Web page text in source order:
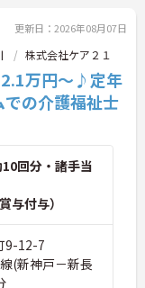
。
され
。
通じ
ま
更新日：2026年08月07日
株式会社ケア２１
万円～♪定年
の介護福祉士
回分・諸手当
与付与）
9-12-7
(新神戸－新長